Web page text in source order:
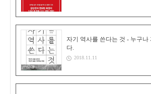
자기 역사를 쓴다는 것 - 누구나
다.
2018.11.11